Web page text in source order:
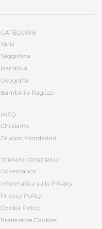
CATEGORIE
Varia
Saggistica
Narrativa
Geografia
Bambini e Ragazzi
INFO
Chi siamo
Gruppo Mondadori
TERMINI GENERALI
Governance
Informativa sulla Privacy
Privacy Policy
Cookie Policy
Preferenze Cookies